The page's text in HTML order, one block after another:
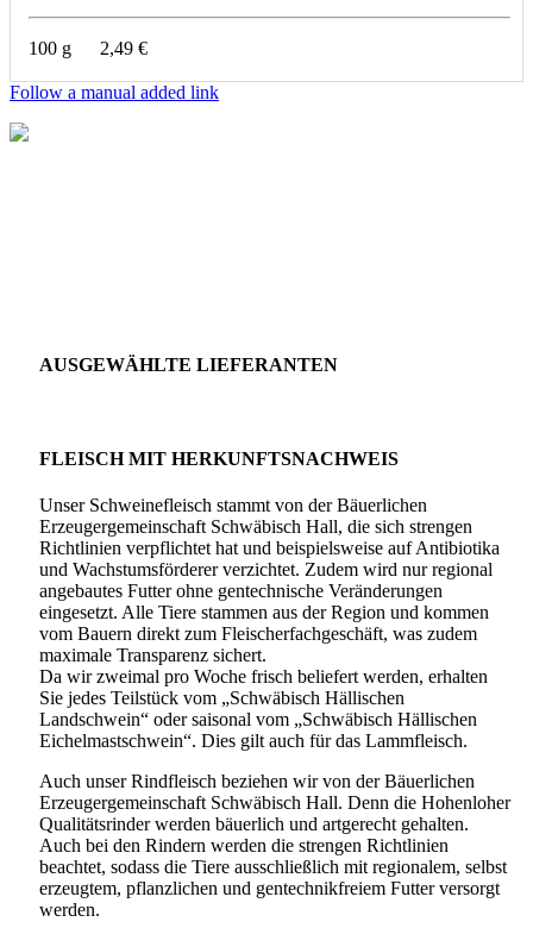
100 g 2,49 €
Follow a manual added link
AUSGEWÄHLTE LIEFERANTEN
FLEISCH MIT HERKUNFTSNACHWEIS
Unser Schweinefleisch stammt von der Bäuerlichen
Erzeugergemeinschaft Schwäbisch Hall, die sich strengen
Richtlinien verpflichtet hat und beispielsweise auf Antibiotika
und Wachstumsförderer verzichtet. Zudem wird nur regional
angebautes Futter ohne gentechnische Veränderungen
eingesetzt. Alle Tiere stammen aus der Region und kommen
vom Bauern direkt zum Fleischerfachgeschäft, was zudem
maximale Transparenz sichert.
Da wir zweimal pro Woche frisch beliefert werden, erhalten
Sie jedes Teilstück vom „Schwäbisch Hällischen
Landschwein“ oder saisonal vom „Schwäbisch Hällischen
Eichelmastschwein“. Dies gilt auch für das Lammfleisch.
Auch unser Rindfleisch beziehen wir von der Bäuerlichen
Erzeugergemeinschaft Schwäbisch Hall. Denn die Hohenloher
Qualitätsrinder werden bäuerlich und artgerecht gehalten.
Auch bei den Rindern werden die strengen Richtlinien
beachtet, sodass die Tiere ausschließlich mit regionalem, selbst
erzeugtem, pflanzlichen und gentechnikfreiem Futter versorgt
werden.